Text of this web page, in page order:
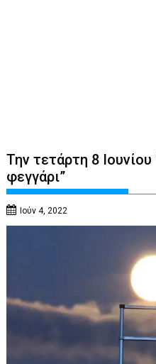
Την τετάρτη 8
φεγγάρι”
Ιούν 4, 2022